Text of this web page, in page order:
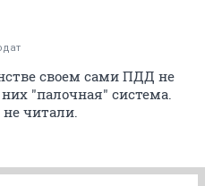
своем сами ПДД не
"палочная" система.
читали.